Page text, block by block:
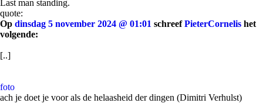
Last man standing.
quote:
Op dinsdag 5 november 2024 @ 01:01 schreefPieterCornelis het
volgende:
[..]
foto
ach je doet je voor als de helaasheid der dingen (Dimitri Verhulst)